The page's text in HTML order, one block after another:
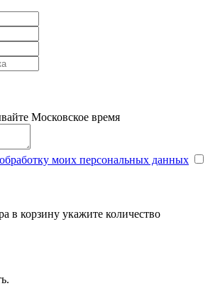
Московское время
обработку моих персональных данных
в корзину укажите количество